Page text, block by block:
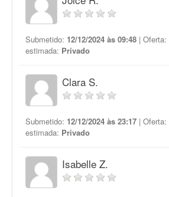
Submetido: 12/12/2024 às 09:48 | Oferta:
estimada: Privado
Clara S.
Submetido: 12/12/2024 às 23:17 | Oferta:
estimada: Privado
Isabelle Z.